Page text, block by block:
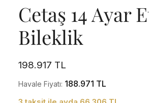
Cetaş 14 Ayar
Bileklik
198.917 TL
Havale Fiyatı: 188.971 TL